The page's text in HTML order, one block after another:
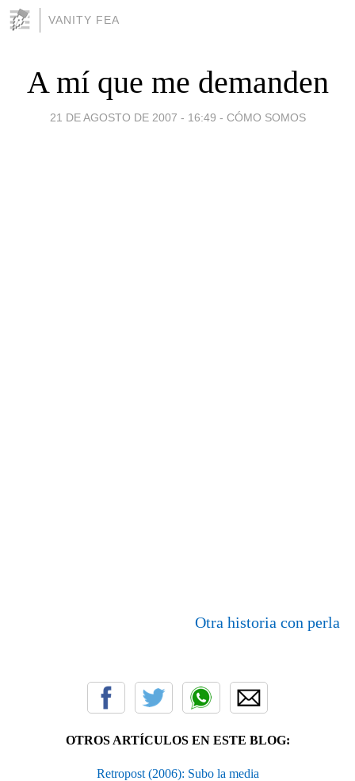
VANITY FEA
A mí que me demanden
21 DE AGOSTO DE 2007 - 16:49 - CÓMO SOMOS
Otra historia con perla
OTROS ARTÍCULOS EN ESTE BLOG:
Retropost (2006): Subo la media